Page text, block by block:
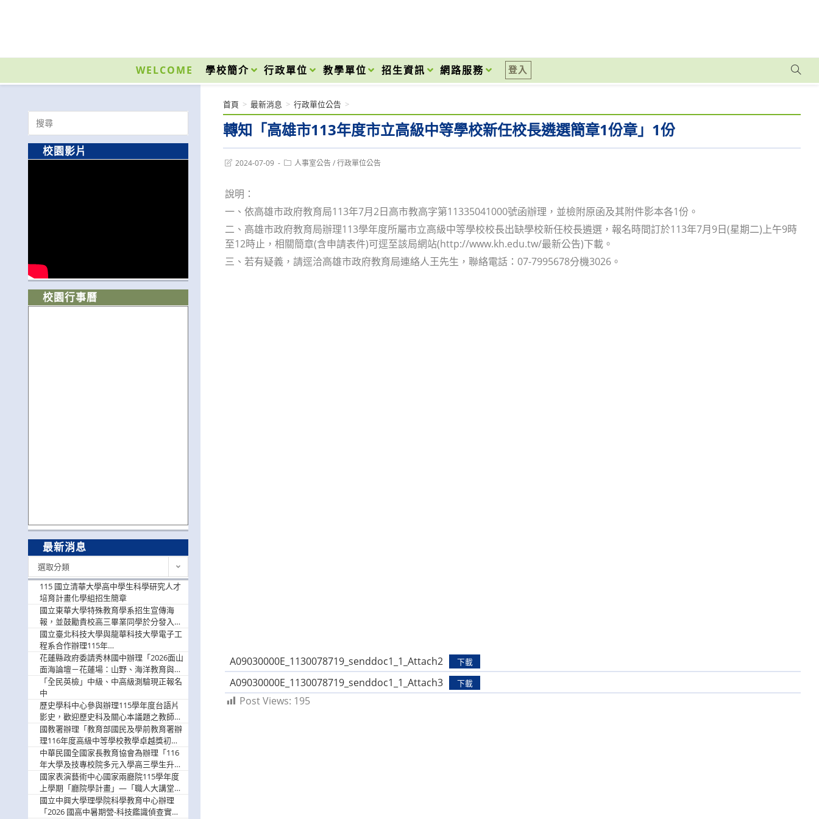
內
WELCOME 學校簡介 行政單位 教學單位 招生資訊 網路服務 登入
轉知「高雄市113年度市立高級中等學校新任校長遴選簡章1份章」1份
首頁 > 最新消息 > 行政單位公告 >
Post2024-07-09
Post人事室公告 / 行政單位公告
說明：
一、依高雄市政府教育局113年7月2日高市教高字第11335041000號函辦理，並檢附原函及其附件影本各1份。
二、高雄市政府教育局辦理113學年度所屬市立高級中等學校校長出缺學校新任校長遴選，報名時間訂於113年7月9日(星期二)上午9時
至12時止，相關簡章(含申請表件)可逕至該局網站(http://www.kh.edu.tw/最新公告)下載。
三、若有疑義，請逕洽高雄市政府教育局連絡人王先生，聯絡電話：07-7995678分機3026。
A09030000E_1130078719_senddoc1_1_Attach2 下載
A09030000E_1130078719_senddoc1_1_Attach3 下載
Post Views: 195
Search
for:
校園影片
校園行事曆
最新消息
選取分類
115 國立清華大學高中學生科學研究人才
培育計畫化學組招生簡章
國立東華大學特殊教育學系招生宣傳海
報，並鼓勵貴校高三畢業同學於分發入學
階段踴躍選填。
國立臺北科技大學與龍華科技大學電子工
程系合作辦理115年
「115.08.10~08.12「AI賦能應用於智慧半
導體研習營」，歡迎學生踴躍報名參加
花蓮縣政府委請秀林國中辦理「2026面山
面海論壇－花蓮場：山野、海洋教育與戶
外安全實務課程」，歡迎踴躍報名參加
「全民英檢」中級、中高級測驗現正報名
中
歷史學科中心參與辦理115學年度台語片
影史，歡迎歷史科及關心本議題之教師踴
躍報名參加
國教署辦理「教育部國民及學前教育署辦
理116年度高級中等學校教學卓越獎初選
實施計畫」，鼓勵教師踴躍報名
中華民國全國家長教育協會為辦理「116
年大學及技專校院多元入學高三學生升學
輔導家長說明會」
國家表演藝術中心國家兩廳院115學年度
上學期「廳院學計畫」—「職人大講堂」
及「一日體驗課程」，鼓勵踴躍報名參
與。
國立中興大學理學院科學教育中心辦理
「2026 國高中暑期營-科技鑑識偵查實戰